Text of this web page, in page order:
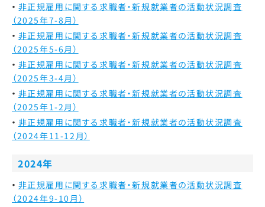
非正規雇用に関する求職者・新規就業者の活動状況調査
（2025年7-8月）
非正規雇用に関する求職者・新規就業者の活動状況調査
（2025年5-6月）
非正規雇用に関する求職者・新規就業者の活動状況調査
（2025年3-4月）
非正規雇用に関する求職者・新規就業者の活動状況調査
（2025年1-2月）
非正規雇用に関する求職者・新規就業者の活動状況調査
（2024年11-12月）
2024年
非正規雇用に関する求職者・新規就業者の活動状況調査
（2024年9-10月）